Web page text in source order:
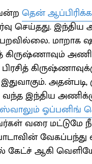
தென்
செய்தது.
மாறாக
கிருஷ்ணாவும்
அதன்படி,
இந்திய
ஓப்பனிங்
வரை மட்டுமே
வேகப்பந்து
கேட்ச் ஆகி